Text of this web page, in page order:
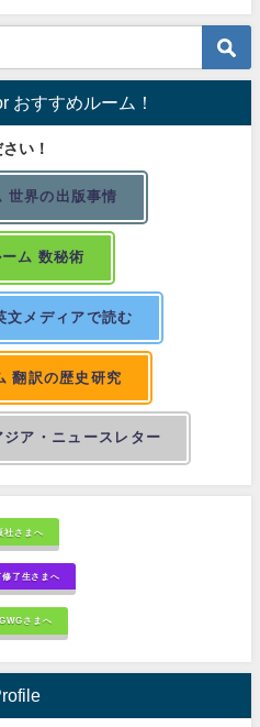
おすすめルーム！
い！
世界の出版事情
ム 数秘術
文メディアで読む
翻訳の歴史研究
ア・ニュースレター
社さまへ
了生さまへ
さまへ